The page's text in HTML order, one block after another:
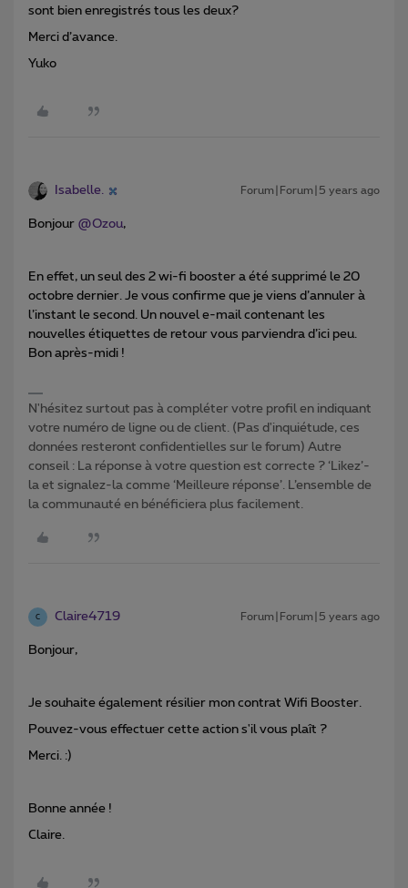
sont bien enregistrés tous les deux?
Merci d’avance.
Yuko
Isabelle. Forum|Forum|5 years ago
Bonjour @Ozou,
En effet, un seul des 2 wi-fi booster a été supprimé le 20
octobre dernier. Je vous confirme que je viens d’annuler à
l’instant le second. Un nouvel e-mail contenant les
nouvelles étiquettes de retour vous parviendra d’ici peu.
Bon après-midi !
N'hésitez surtout pas à compléter votre profil en indiquant
votre numéro de ligne ou de client. (Pas d'inquiétude, ces
données resteront confidentielles sur le forum) Autre
conseil : La réponse à votre question est correcte ? ‘Likez’-
la et signalez-la comme ‘Meilleure réponse’. L’ensemble de
la communauté en bénéficiera plus facilement.
C Claire4719 Forum|Forum|5 years ago
Bonjour,
Je souhaite également résilier mon contrat Wifi Booster.
Pouvez-vous effectuer cette action s'il vous plaît ?
Merci. :)
Bonne année !
Claire.